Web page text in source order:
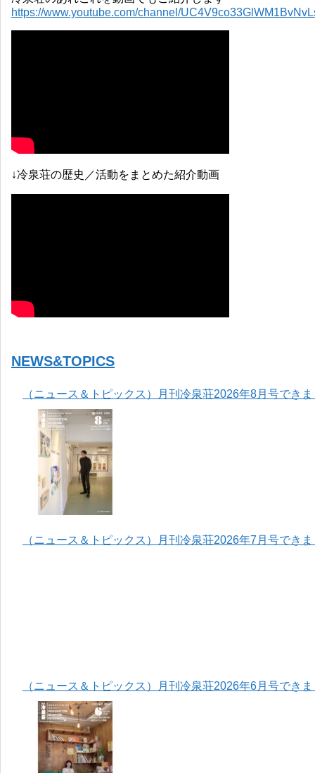
https://www.youtube.com/channel/
↓冷泉荘の歴史／活動をまとめた紹介動画
NEWS&TOPICS
（ニュース＆トピックス）月刊冷泉荘2026年8月号でき
（ニュース＆トピックス）月刊冷泉荘2026年7月号でき
（ニュース＆トピックス）月刊冷泉荘2026年6月号でき